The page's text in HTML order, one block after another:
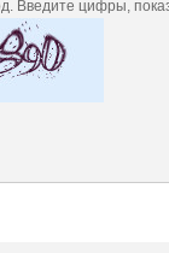
Введите цифры,